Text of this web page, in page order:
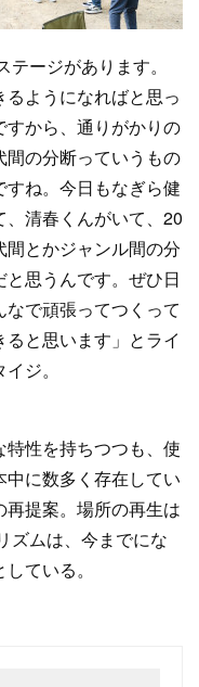
テージがあります。
ようになればと思っ
から、通りがかりの
の分断っていうもの
ね。今日もなぎら健
清春くんがいて、20
とかジャンル間の分
思うんです。ぜひ日
で頑張ってつくって
と思います」とライ
ジ。
性を持ちつつも、使
に数多く存在してい
提案。場所の再生は
ズムは、今までにな
ている。